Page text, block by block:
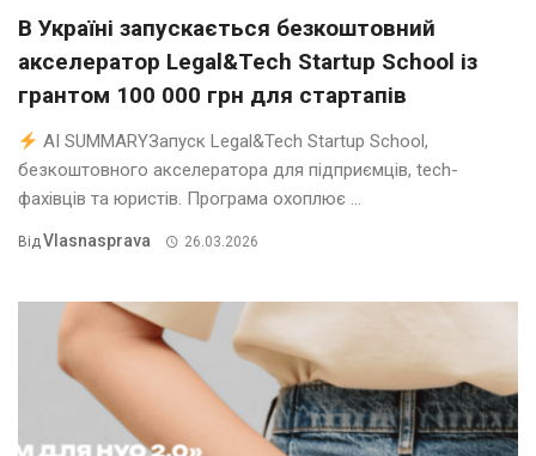
В Україні запускається безкоштовний
акселератор Legal&Tech Startup School із
грантом 100 000 грн для стартапів
AI SUMMARYЗапуск Legal&Tech Startup School,
безкоштовного акселератора для підприємців, tech-
фахівців та юристів. Програма охоплює ...
ВідVlasnasprava 26.03.2026